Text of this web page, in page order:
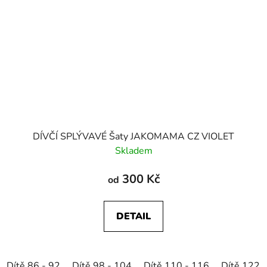
DÍVČÍ SPLÝVAVÉ Šaty JAKOMAMA CZ VIOLET
Skladem
od 300 Kč
DETAIL